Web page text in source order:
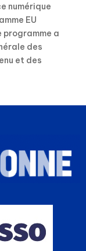
numérique
EU
programme a
des
et des